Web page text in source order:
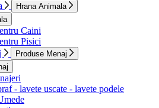
Hrana Animala
Caini
Pisici
Produse Menaj
- lavete uscate - lavete podele